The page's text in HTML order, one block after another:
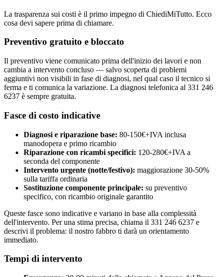
La trasparenza sui costi è il primo impegno di ChiediMiTutto. Ecco
cosa devi sapere prima di chiamare.
Preventivo gratuito e bloccato
Il preventivo viene comunicato prima dell'inizio dei lavori e non
cambia a intervento concluso — salvo scoperta di problemi
aggiuntivi non visibili in fase di diagnosi, nel qual caso il tecnico si
ferma e ti comunica la variazione. La diagnosi telefonica al 331 246
6237 è sempre gratuita.
Fasce di costo indicative
Diagnosi e riparazione base: 80-150€+IVA inclusa
manodopera e primo ricambio
Riparazione con ricambi specifici: 120-280€+IVA a
seconda del componente
Intervento urgente (notte/festivo): maggiorazione 30-50%
sulla tariffa ordinaria
Sostituzione componente principale: su preventivo
specifico, con ricambio originale garantito
Queste fasce sono indicative e variano in base alla complessità
dell'intervento. Per una stima precisa, chiama il 331 246 6237 e
descrivi il problema: il nostro fabbro ti darà un orientamento
immediato.
Tempi di intervento